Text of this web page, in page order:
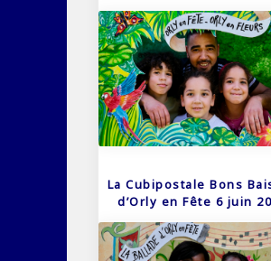
La Cubipostale Bons
d’Orly en Fête 6 juin